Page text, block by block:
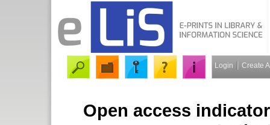
Login Create
Open access